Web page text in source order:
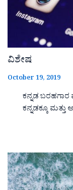
ವಿಶೇಷ
October 19, 2019
ಕನ್ನಡ
ಕನ್ನಡಕ್ಕೂ ಮತ್ತು